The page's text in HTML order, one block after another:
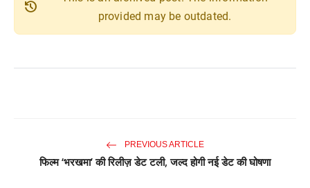
history
provided may be outdated.
PREVIOUS ARTICLE
फिल्म ‘भरखमा’ की रिलीज़ डेट टली, जल्द होगी नई डेट की घोषणा